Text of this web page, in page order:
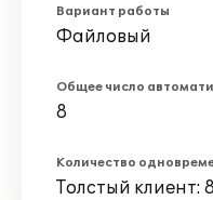
Вариант работы
Файловый
Общее число
8
Количество
Толстый клиент: 8